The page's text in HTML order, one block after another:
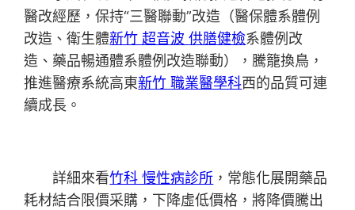
醫改經歷，保持“三醫聯動”改造（醫保體系體例
改造、衛生體新竹 超音波供膳健檢系體例改
造、藥品暢通體系體例改造聯動），騰籠換鳥，
推進醫療系統高東新竹 職業醫學科西的品質可連
續成長。
詳細來看竹科 慢性病診所 ，常態化展開藥品
耗材結合限價采購，下降虛低價格，將降價騰出